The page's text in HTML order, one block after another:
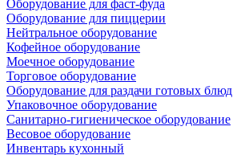
Оборудование для фаст-фуда
Оборудование для пиццерии
Нейтральное оборудование
Кофейное оборудование
Моечное оборудование
Торговое оборудование
Оборудование для раздачи готовых блюд
Упаковочное оборудование
Санитарно-гигиеническое оборудование
Весовое оборудование
Инвентарь кухонный